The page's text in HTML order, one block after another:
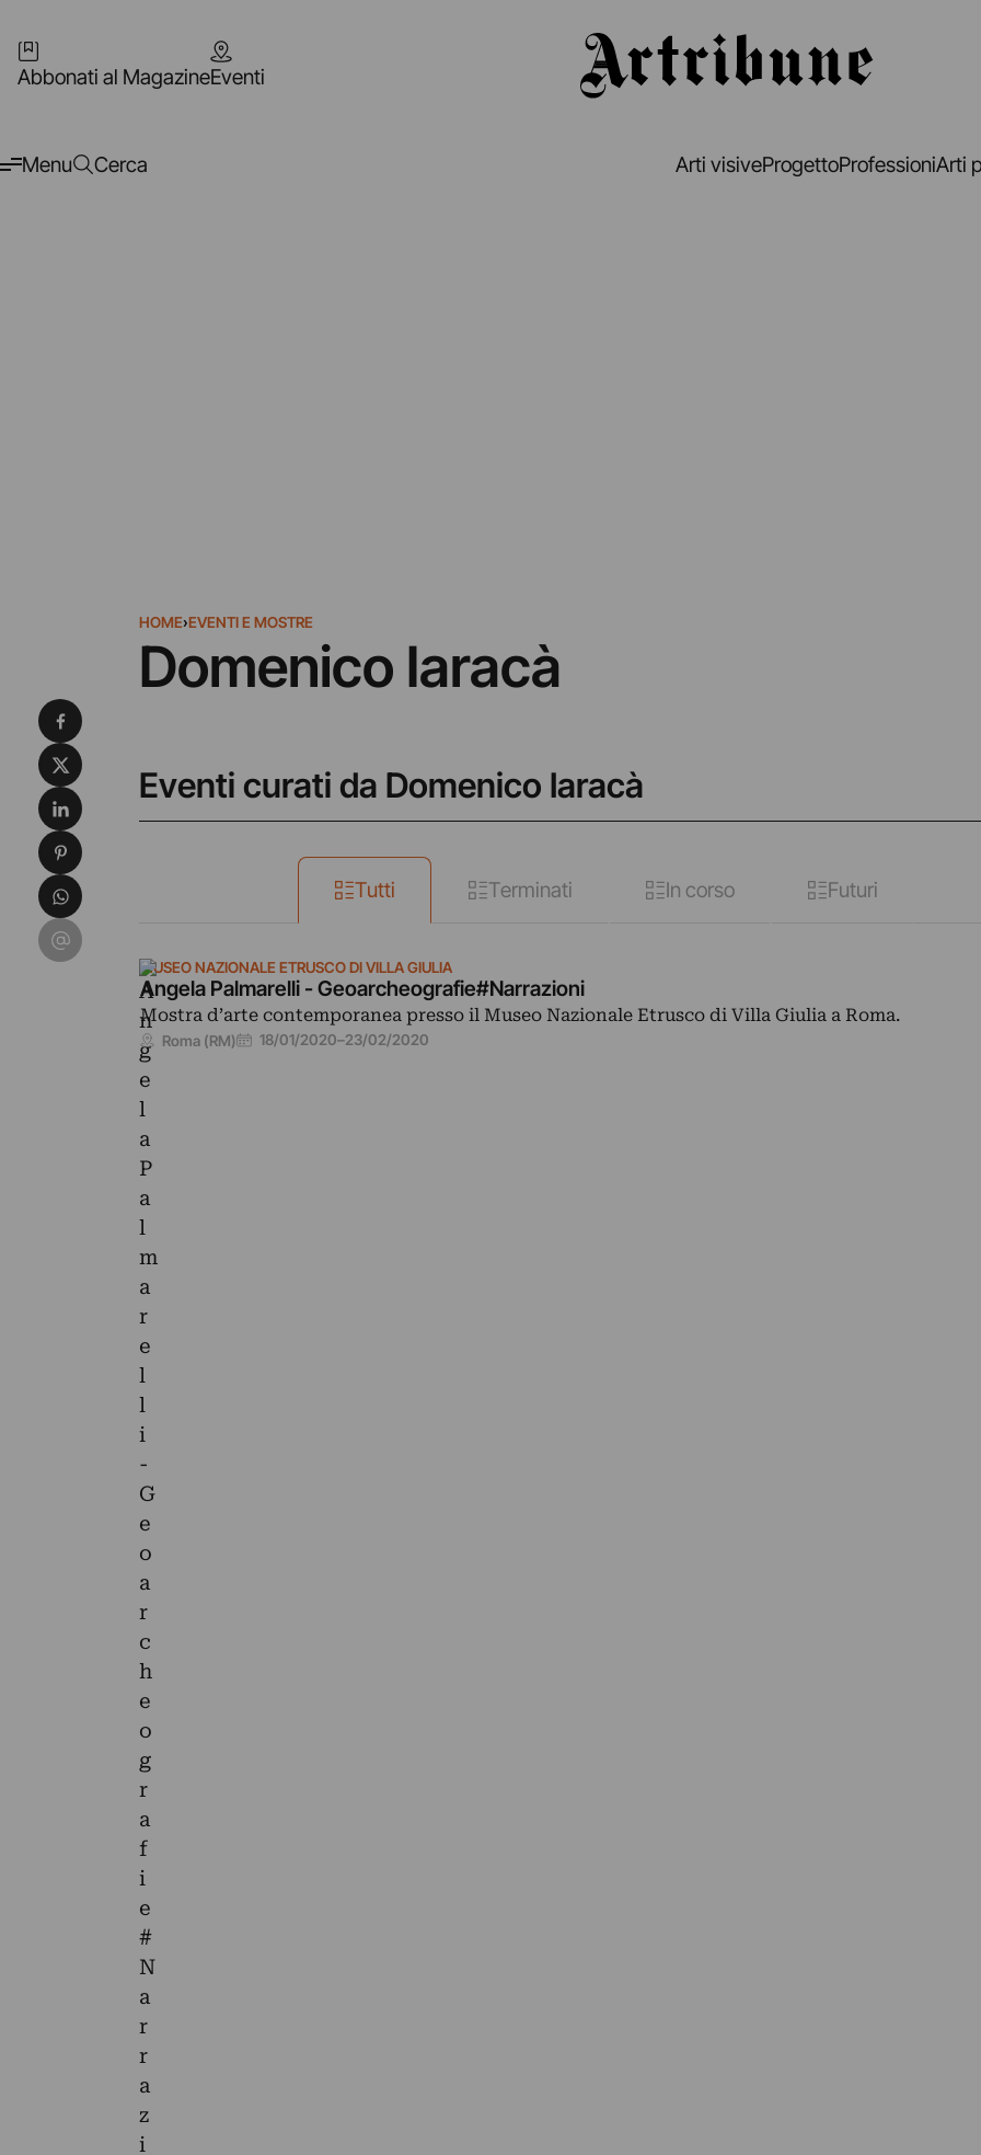
Abbonati al MagazineEventi
Menu Cerca Arti visiveProgettoProfessioniArti
HOME›EVENTI E MOSTRE
Domenico Iaracà
Eventi curati da Domenico Iaracà
Tutti Terminati In corso Futuri
MUSEO NAZIONALE ETRUSCO DI VILLA GIULIA
Angela Palmarelli - Geoarcheografie#Narrazioni
Mostra d’arte contemporanea presso il Museo Nazionale Etrusco di Villa Giulia a Roma.
Roma (RM) 18/01/2020–23/02/2020
Condividi su Facebook
Condividi su X
Condividi su LinkedIn
Condividi su Pinterest
Condividi su WhatsApp
Condividi su Email